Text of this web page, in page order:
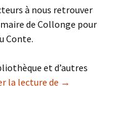
à nous retrouver
de Collonge pour
Conte.
et d’autres
la lecture de L’HEURE
→